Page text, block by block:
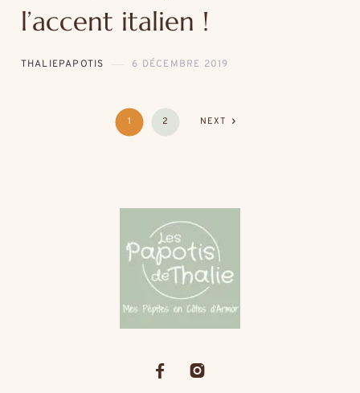
l’accent italien !
THALIEPAPOTIS 6 DÉCEMBRE 2019
1 2 NEXT